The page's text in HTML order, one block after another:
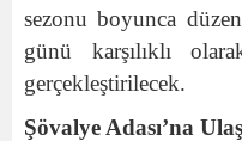
sezonu boyunca
günü karşılıklı
gerçekleştirilecek.
Şövalye Adası’na